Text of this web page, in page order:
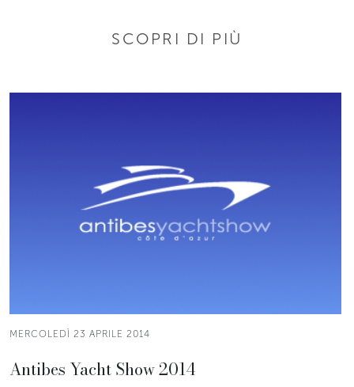
SCOPRI DI PIÙ
MERCOLEDÌ 23 APRILE 2014
Antibes Yacht Show 2014